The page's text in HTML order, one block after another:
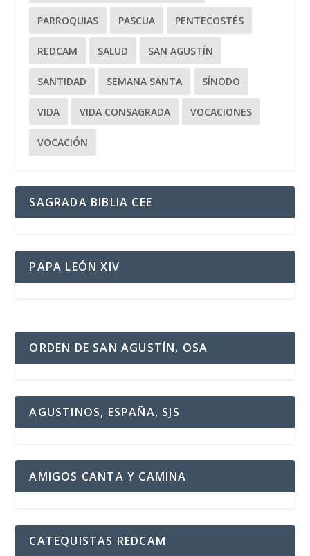
PARROQUIAS PASCUA PENTECOSTÉS
REDCAM SALUD SAN AGUSTÍN
SANTIDAD SEMANA SANTA SÍNODO
VIDA VIDA CONSAGRADA VOCACIONES
VOCACIÓN
SAGRADA BIBLIA CEE
PAPA LEÓN XIV
ORDEN DE SAN AGUSTÍN, OSA
AGUSTINOS, ESPAÑA, SJS
AMIGOS CANTA Y CAMINA
CATEQUISTAS REDCAM